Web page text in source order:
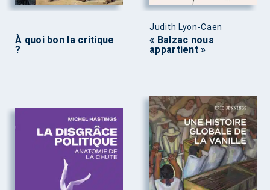
À quoi bon la critique
?
Judith Lyon-Caen
« Balzac nous
appartient »